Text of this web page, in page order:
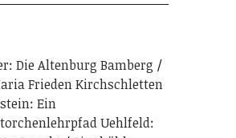
Die Altenburg Bamberg
Frieden Kirchschletten
Ein
Uehlfeld: